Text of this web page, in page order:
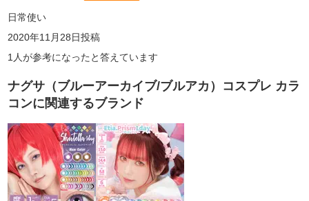
日常使い
2020年11月28日投稿
1 人が参考になったと答えています
ナグサ（ブルーアーカイブ/ブルアカ）コスプレ カラ
コンに関連するブランド